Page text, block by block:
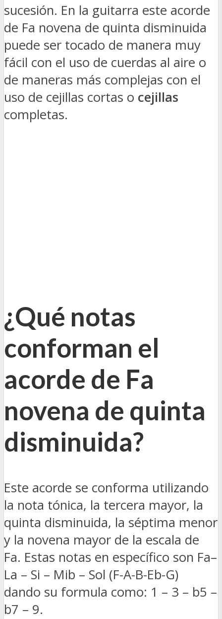
sucesión. En la guitarra este acorde
de Fa novena de quinta disminuida
puede ser tocado de manera muy
fácil con el uso de cuerdas al aire o
de maneras más complejas con el
uso de cejillas cortas o cejillas
completas.
¿Qué notas
conforman el
acorde de Fa
novena de quinta
disminuida?
Este acorde se conforma utilizando
la nota tónica, la tercera mayor, la
quinta disminuida, la séptima menor
y la novena mayor de la escala de
Fa. Estas notas en específico son Fa–
La – Si – Mib – Sol (F-A-B-Eb-G)
dando su formula como: 1 – 3 – b5 –
b7 – 9.